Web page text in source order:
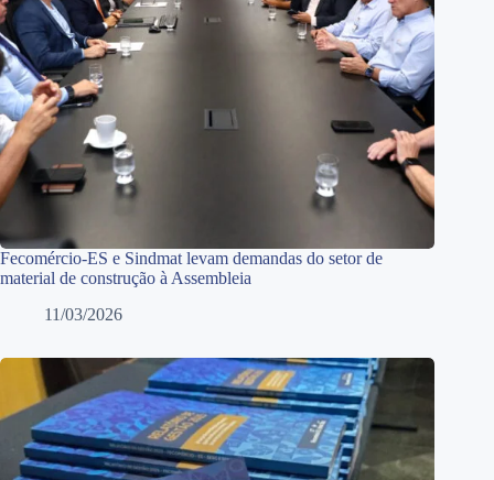
Fecomércio-ES e Sindmat levam demandas do setor de
material de construção à Assembleia
11/03/2026